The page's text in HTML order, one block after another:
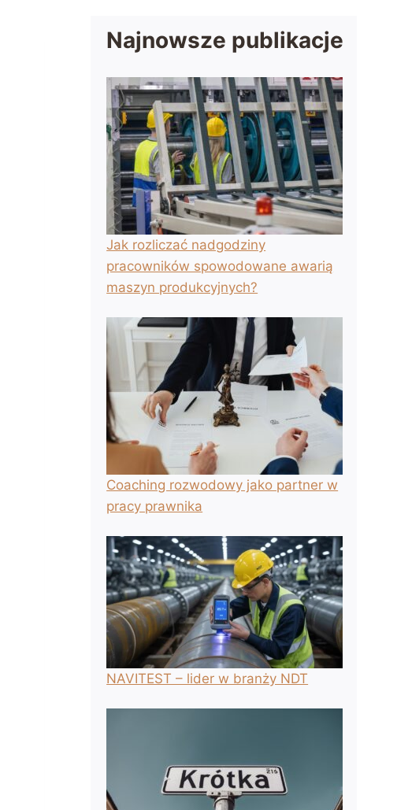
Najnowsze publikacje
Jak rozliczać nadgodziny
pracowników spowodowane awarią
maszyn produkcyjnych?
Coaching rozwodowy jako partner w
pracy prawnika
NAVITEST – lider w branży NDT